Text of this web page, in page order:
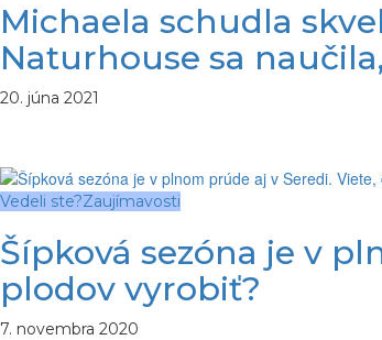
Michaela schudla
Naturhouse sa
20. júna 2021
Vedeli ste?Zaujímavosti
Šípková sezóna je v
plodov vyrobiť?
7. novembra 2020